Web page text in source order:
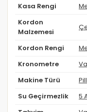
Kasa Rengi
Kordon
Malzemesi
Kordon Rengi
Kronometre
Makine Türü
Su Geçirmezlik 5